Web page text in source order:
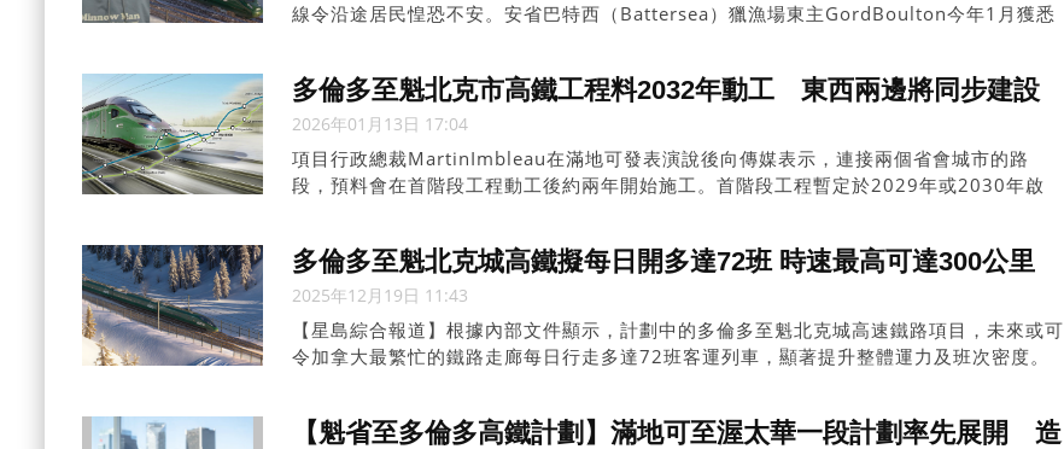
線令沿途居民惶恐不安。安省巴特西（Battersea）獵漁場東主GordBoulton今年1月獲悉
多倫多至魁北克市高鐵工程料2032年動工 東西兩邊將同步建設
2026年01月13日 17:04
項目行政總裁MartinImbleau在滿地可發表演說後向傳媒表示，連接兩個省會城市的路
段，預料會在首階段工程動工後約兩年開始施工。首階段工程暫定於2029年或2030年啟
多倫多至魁北克城高鐵擬每日開多達72班 時速最高可達300公里
2025年12月19日 11:43
【星島綜合報道】根據內部文件顯示，計劃中的多倫多至魁北克城高速鐵路項目，未來或可
令加拿大最繁忙的鐵路走廊每日行走多達72班客運列車，顯著提升整體運力及班次密度。
【魁省至多倫多高鐵計劃】滿地可至渥太華一段計劃率先展開 造